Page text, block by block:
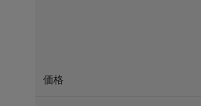
価格